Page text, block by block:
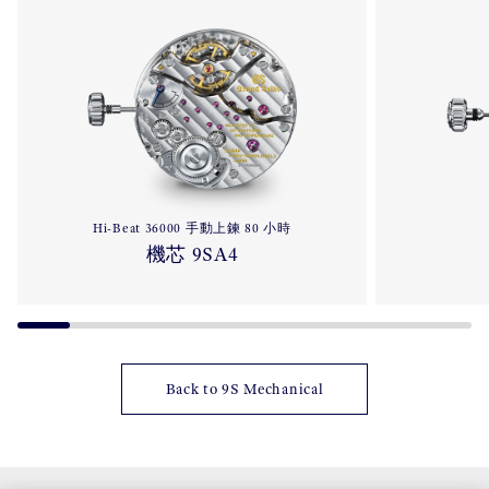
Hi-Beat 36000 手動上鍊 80 小時
機芯 9SA4
Back to 9S Mechanical